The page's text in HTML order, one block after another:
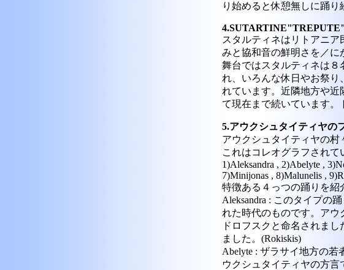
り始めると休憩無しに踊り
4.SUTARTINE"TREPUTE"
スタルティネはリトアニ
みと協和音の鮮明さを／に
舞台ではスタルティネは８
れ、いろんな休日やお祭り
れています。近隣地方や近
て現在まで続いています。
5.アウクシュタイティヤの
アウクシュタイティヤの村
これはコレオグラフされて
1)Aleksandra , 2)Abelyte ,
7)Minijonas , 8)Malunelis ,
特徴ある４っつの踊りを紹
Aleksandra : このタイプの
れた時代のものです。アウ
ドロフスクと命名されま
ました。(Rokiskis)
Abelyte : ザラサイ地方の
ウクシュタイティヤの方